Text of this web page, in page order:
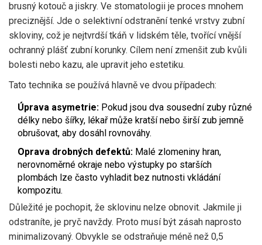
brusný kotouč a jiskry. Ve stomatologii je proces mnohem
preciznější. Jde o selektivní odstranění tenké vrstvy zubní
skloviny, což je nejtvrdší tkáň v lidském těle, tvořící vnější
ochranný plášť zubní korunky. Cílem není zmenšit zub kvůli
bolesti nebo kazu, ale upravit jeho estetiku.
Tato technika se používá hlavně ve dvou případech:
Úprava asymetrie: Pokud jsou dva sousední zuby různé
délky nebo šířky, lékař může kratší nebo širší zub jemně
obrušovat, aby dosáhl rovnováhy.
Oprava drobných defektů: Malé zlomeniny hran,
nerovnoměrné okraje nebo výstupky po starších
plombách lze často vyhladit bez nutnosti vkládání
kompozitu.
Důležité je pochopit, že sklovinu nelze obnovit. Jakmile ji
odstraníte, je pryč navždy. Proto musí být zásah naprosto
minimalizovaný. Obvykle se odstraňuje méně než 0,5